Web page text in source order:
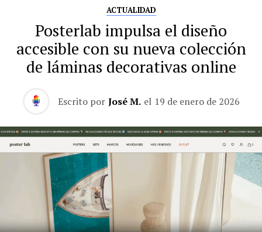
ACTUALIDAD
Posterlab impulsa el diseño
accesible con su nueva colección
de láminas decorativas online
Escrito por José M. el 19 de enero de 2026